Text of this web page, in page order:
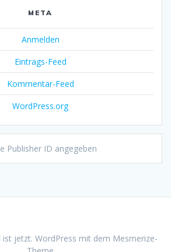
META
Anmelden
Eintrags-Feed
Kommentar-Feed
WordPress.org
Publisher ID angegeben
jetzt. WordPress mit dem Mesmerize-